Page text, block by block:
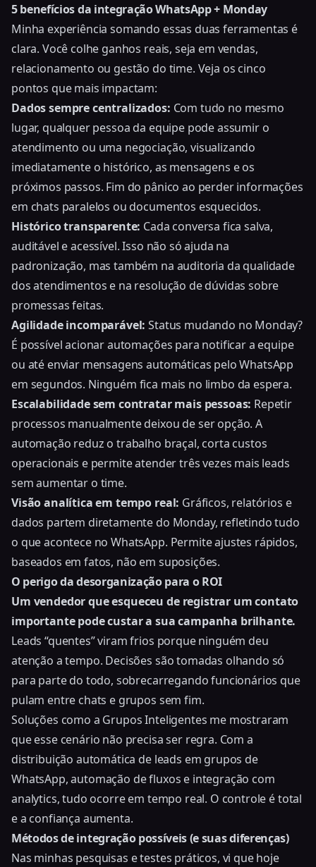
5 benefícios da integração WhatsApp + Monday
Minha experiência somando essas duas ferramentas é
clara. Você colhe ganhos reais, seja em vendas,
relacionamento ou gestão do time. Veja os cinco
pontos que mais impactam:
Dados sempre centralizados: Com tudo no mesmo
lugar, qualquer pessoa da equipe pode assumir o
atendimento ou uma negociação, visualizando
imediatamente o histórico, as mensagens e os
próximos passos. Fim do pânico ao perder informações
em chats paralelos ou documentos esquecidos.
Histórico transparente: Cada conversa fica salva,
auditável e acessível. Isso não só ajuda na
padronização, mas também na auditoria da qualidade
dos atendimentos e na resolução de dúvidas sobre
promessas feitas.
Agilidade incomparável: Status mudando no Monday?
É possível acionar automações para notificar a equipe
ou até enviar mensagens automáticas pelo WhatsApp
em segundos. Ninguém fica mais no limbo da espera.
Escalabilidade sem contratar mais pessoas: Repetir
processos manualmente deixou de ser opção. A
automação reduz o trabalho braçal, corta custos
operacionais e permite atender três vezes mais leads
sem aumentar o time.
Visão analítica em tempo real: Gráficos, relatórios e
dados partem diretamente do Monday, refletindo tudo
o que acontece no WhatsApp. Permite ajustes rápidos,
baseados em fatos, não em suposições.
O perigo da desorganização para o ROI
Um vendedor que esqueceu de registrar um contato
importante pode custar a sua campanha brilhante.
Leads “quentes” viram frios porque ninguém deu
atenção a tempo. Decisões são tomadas olhando só
para parte do todo, sobrecarregando funcionários que
pulam entre chats e grupos sem fim.
Soluções como a Grupos Inteligentes me mostraram
que esse cenário não precisa ser regra. Com a
distribuição automática de leads em grupos de
WhatsApp, automação de fluxos e integração com
analytics, tudo ocorre em tempo real. O controle é total
e a confiança aumenta.
Métodos de integração possíveis (e suas diferenças)
Nas minhas pesquisas e testes práticos, vi que hoje